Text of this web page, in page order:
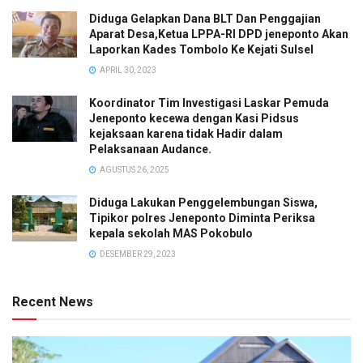
Diduga Gelapkan Dana BLT Dan Penggajian
Aparat Desa,Ketua LPPA-RI DPD jeneponto Akan
Laporkan Kades Tombolo Ke Kejati Sulsel
APRIL 30, 2023
Koordinator Tim Investigasi Laskar Pemuda
Jeneponto kecewa dengan Kasi Pidsus
kejaksaan karena tidak Hadir dalam
Pelaksanaan Audance.
AGUSTUS 26, 2025
Diduga Lakukan Penggelembungan Siswa,
Tipikor polres Jeneponto Diminta Periksa
kepala sekolah MAS Pokobulo
DESEMBER 29, 2023
Recent News